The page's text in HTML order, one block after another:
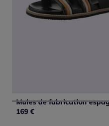
Mules de fabrication
169 €